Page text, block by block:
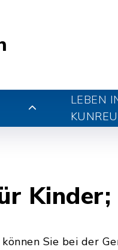
LEBEN
Sie bei der